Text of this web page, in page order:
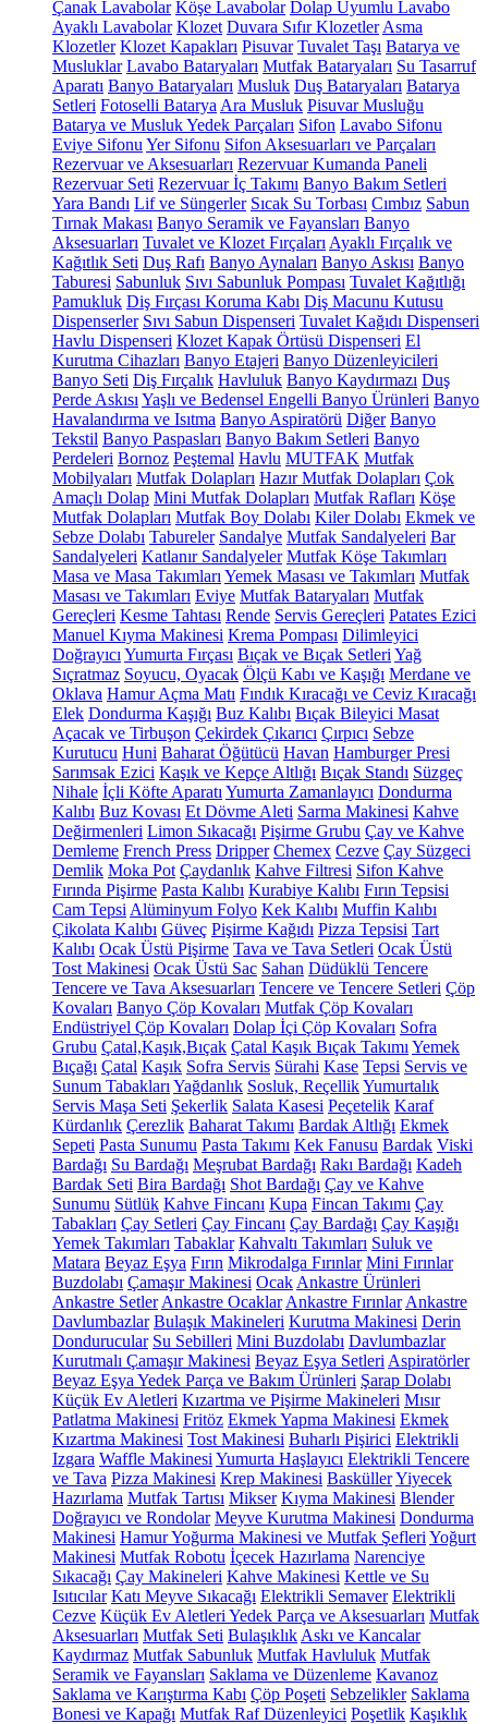
Çanak Lavabolar Köşe Lavabolar Dolap Uyumlu Lavabo
Ayaklı Lavabolar Klozet Duvara Sıfır Klozetler Asma
Klozetler Klozet Kapakları Pisuvar Tuvalet Taşı Batarya ve
Musluklar Lavabo Bataryaları Mutfak Bataryaları Su Tasarruf
Aparatı Banyo Bataryaları Musluk Duş Bataryaları Batarya
Setleri Fotoselli Batarya Ara Musluk Pisuvar Musluğu
Batarya ve Musluk Yedek Parçaları Sifon Lavabo Sifonu
Eviye Sifonu Yer Sifonu Sifon Aksesuarları ve Parçaları
Rezervuar ve Aksesuarları Rezervuar Kumanda Paneli
Rezervuar Seti Rezervuar İç Takımı Banyo Bakım Setleri
Yara Bandı Lif ve Süngerler Sıcak Su Torbası Cımbız Sabun
Tırnak Makası Banyo Seramik ve Fayansları Banyo
Aksesuarları Tuvalet ve Klozet Fırçaları Ayaklı Fırçalık ve
Kağıtlık Seti Duş Rafı Banyo Aynaları Banyo Askısı Banyo
Taburesi Sabunluk Sıvı Sabunluk Pompası Tuvalet Kağıtlığı
Pamukluk Diş Fırçası Koruma Kabı Diş Macunu Kutusu
Dispenserler Sıvı Sabun Dispenseri Tuvalet Kağıdı Dispenseri
Havlu Dispenseri Klozet Kapak Örtüsü Dispenseri El
Kurutma Cihazları Banyo Etajeri Banyo Düzenleyicileri
Banyo Seti Diş Fırçalık Havluluk Banyo Kaydırmazı Duş
Perde Askısı Yaşlı ve Bedensel Engelli Banyo Ürünleri Banyo
Havalandırma ve Isıtma Banyo Aspiratörü Diğer Banyo
Tekstil Banyo Paspasları Banyo Bakım Setleri Banyo
Perdeleri Bornoz Peştemal Havlu MUTFAK Mutfak
Mobilyaları Mutfak Dolapları Hazır Mutfak Dolapları Çok
Amaçlı Dolap Mini Mutfak Dolapları Mutfak Rafları Köşe
Mutfak Dolapları Mutfak Boy Dolabı Kiler Dolabı Ekmek ve
Sebze Dolabı Tabureler Sandalye Mutfak Sandalyeleri Bar
Sandalyeleri Katlanır Sandalyeler Mutfak Köşe Takımları
Masa ve Masa Takımları Yemek Masası ve Takımları Mutfak
Masası ve Takımları Eviye Mutfak Bataryaları Mutfak
Gereçleri Kesme Tahtası Rende Servis Gereçleri Patates Ezici
Manuel Kıyma Makinesi Krema Pompası Dilimleyici
Doğrayıcı Yumurta Fırçası Bıçak ve Bıçak Setleri Yağ
Sıçratmaz Soyucu, Oyacak Ölçü Kabı ve Kaşığı Merdane ve
Oklava Hamur Açma Matı Fındık Kıracağı ve Ceviz Kıracağı
Elek Dondurma Kaşığı Buz Kalıbı Bıçak Bileyici Masat
Açacak ve Tirbuşon Çekirdek Çıkarıcı Çırpıcı Sebze
Kurutucu Huni Baharat Öğütücü Havan Hamburger Presi
Sarımsak Ezici Kaşık ve Kepçe Altlığı Bıçak Standı Süzgeç
Nihale İçli Köfte Aparatı Yumurta Zamanlayıcı Dondurma
Kalıbı Buz Kovası Et Dövme Aleti Sarma Makinesi Kahve
Değirmenleri Limon Sıkacağı Pişirme Grubu Çay ve Kahve
Demleme French Press Dripper Chemex Cezve Çay Süzgeci
Demlik Moka Pot Çaydanlık Kahve Filtresi Sifon Kahve
Fırında Pişirme Pasta Kalıbı Kurabiye Kalıbı Fırın Tepsisi
Cam Tepsi Alüminyum Folyo Kek Kalıbı Muffin Kalıbı
Çikolata Kalıbı Güveç Pişirme Kağıdı Pizza Tepsisi Tart
Kalıbı Ocak Üstü Pişirme Tava ve Tava Setleri Ocak Üstü
Tost Makinesi Ocak Üstü Sac Sahan Düdüklü Tencere
Tencere ve Tava Aksesuarları Tencere ve Tencere Setleri Çöp
Kovaları Banyo Çöp Kovaları Mutfak Çöp Kovaları
Endüstriyel Çöp Kovaları Dolap İçi Çöp Kovaları Sofra
Grubu Çatal,Kaşık,Bıçak Çatal Kaşık Bıçak Takımı Yemek
Bıçağı Çatal Kaşık Sofra Servis Sürahi Kase Tepsi Servis ve
Sunum Tabakları Yağdanlık Sosluk, ReçellikYumurtalık
Servis Maşa Seti Şekerlik Salata Kasesi Peçetelik Karaf
Kürdanlık Çerezlik Baharat Takımı Bardak Altlığı Ekmek
Sepeti Pasta Sunumu Pasta Takımı Kek Fanusu Bardak Viski
Bardağı Su Bardağı Meşrubat Bardağı Rakı Bardağı Kadeh
Bardak Seti Bira Bardağı Shot Bardağı Çay ve Kahve
Sunumu Sütlük Kahve Fincanı Kupa Fincan Takımı Çay
Tabakları Çay Setleri Çay Fincanı Çay Bardağı Çay Kaşığı
Yemek Takımları Tabaklar Kahvaltı Takımları Suluk ve
Matara Beyaz Eşya Fırın Mikrodalga Fırınlar Mini Fırınlar
Buzdolabı Çamaşır Makinesi Ocak Ankastre Ürünleri
Ankastre Setler Ankastre Ocaklar Ankastre Fırınlar Ankastre
Davlumbazlar Bulaşık Makineleri Kurutma Makinesi Derin
Dondurucular Su Sebilleri Mini Buzdolabı Davlumbazlar
Kurutmalı Çamaşır Makinesi Beyaz Eşya Setleri Aspiratörler
Beyaz Eşya Yedek Parça ve Bakım Ürünleri Şarap Dolabı
Küçük Ev Aletleri Kızartma ve Pişirme Makineleri Mısır
Patlatma Makinesi Fritöz Ekmek Yapma Makinesi Ekmek
Kızartma Makinesi Tost Makinesi Buharlı Pişirici Elektrikli
Izgara Waffle Makinesi Yumurta Haşlayıcı Elektrikli Tencere
ve Tava Pizza Makinesi Krep Makinesi BasküllerYiyecek
Hazırlama Mutfak Tartısı Mikser Kıyma Makinesi Blender
Doğrayıcı ve Rondolar Meyve Kurutma Makinesi Dondurma
Makinesi Hamur Yoğurma Makinesi ve Mutfak Şefleri Yoğurt
Makinesi Mutfak Robotu İçecek Hazırlama Narenciye
Sıkacağı Çay Makineleri Kahve Makinesi Kettle ve Su
Isıtıcılar Katı Meyve Sıkacağı Elektrikli Semaver Elektrikli
Cezve Küçük Ev Aletleri Yedek Parça ve Aksesuarları Mutfak
Aksesuarları Mutfak Seti Bulaşıklık Askı ve Kancalar
Kaydırmaz Mutfak Sabunluk Mutfak Havluluk Mutfak
Seramik ve Fayansları Saklama ve Düzenleme Kavanoz
Saklama ve Karıştırma Kabı Çöp Poşeti Sebzelikler Saklama
Bonesi ve Kapağı Mutfak Raf Düzenleyici Poşetlik Kaşıklık